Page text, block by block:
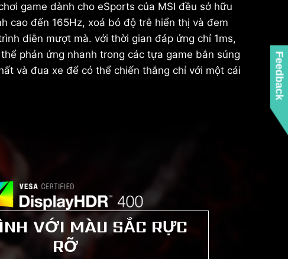
game dành cho eSports của MSI đều sở hữu
cao đến 165Hz, xoá bỏ độ trễ hiển thị và đem
diễn mượt mà. với thời gian đáp ứng chỉ 1ms,
phản ứng nhanh trong các tựa game bắn súng
và đua xe để có thể chiến thắng chỉ với một cái
VỚI MÀU SẮC RỰC
RỠ
Feedback